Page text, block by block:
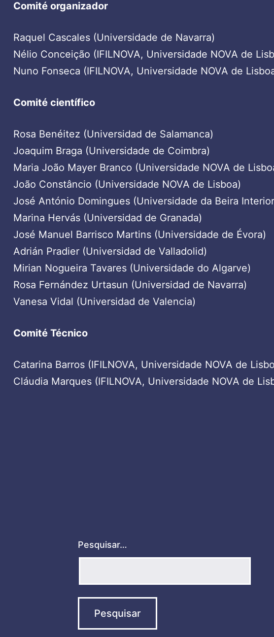
Comité organizador
Raquel Cascales (Universidade de Navarra)
Nélio Conceição (IFILNOVA, Universidade NOVA de
Nuno Fonseca (IFILNOVA, Universidade NOVA de
Comité científico
Rosa Benéitez (Universidad de Salamanca)
Joaquim Braga (Universidade de Coimbra)
Maria João Mayer Branco (Universidade NOVA de
João Constâncio (Universidade NOVA de Lisboa)
José António Domingues (Universidade da Beira
Marina Hervás (Universidad de Granada)
José Manuel Barrisco Martins (Universidade de Évora)
Adrián Pradier (Universidad de Valladolid)
Mirian Nogueira Tavares (Universidade do Algarve)
Rosa Fernández Urtasun (Universidad de Navarra)
Vanesa Vidal (Universidad de Valencia)
Comité Técnico
Catarina Barros (IFILNOVA, Universidade NOVA de
Cláudia Marques (IFILNOVA, Universidade NOVA de
Pesquisar…